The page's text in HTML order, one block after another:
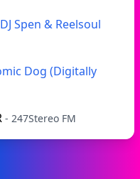
Spen & Reelsoul
Dog (Digitally
- 247Stereo FM